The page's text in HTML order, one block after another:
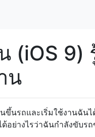
(iOS 9)
น
ขึ้นรถและเริ่มใช้งานฉัน
อย่างไรว่าฉันกำลังขับร